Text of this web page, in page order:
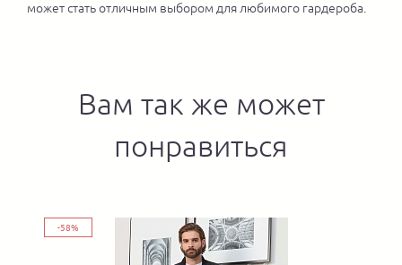
может стать отличным выбором для любимого гардероба.
Вам так же может
понравиться
-58%